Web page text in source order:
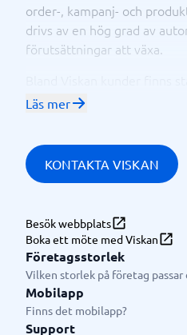
order-, kampanj- och
drivs av en hög grad av
förutsättningar att växa.
Lager157, MakeupMekka,
Hög grad av
effektivisera din tid och
composable ekosystem
Automatiska
senaste funktionerna och
I Viskan har du en stabil
kontinuerligt uppdaterar
Läs mer
KONTAKTA VISKAN
Besök webbplats
Boka ett möte med Viskan
Företagsstorlek
Vilken storlek på företag
Mobilapp
Finns det mobilapp?
Support